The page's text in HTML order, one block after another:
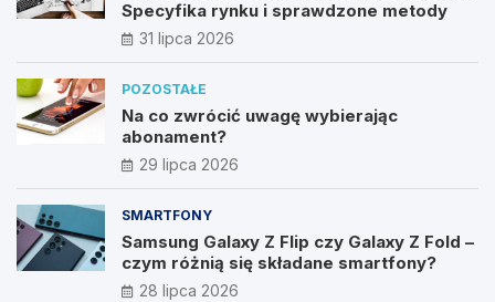
Specyfika rynku i sprawdzone metody
31 lipca 2026
POZOSTAŁE
Na co zwrócić uwagę wybierając
abonament?
29 lipca 2026
SMARTFONY
Samsung Galaxy Z Flip czy Galaxy Z Fold –
czym różnią się składane smartfony?
28 lipca 2026